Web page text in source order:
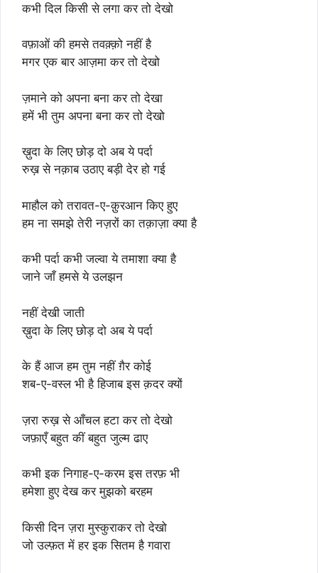
कभी दिल किसी से लगा कर तो देखो
वफ़ाओं की हमसे तवक़्क़ो नहीं है
मगर एक बार आज़मा कर तो देखो
ज़माने को अपना बना कर तो देखा
हमें भी तुम अपना बना कर तो देखो
ख़ुदा के लिए छोड़ दो अब ये पर्दा
रुख़ से नक़ाब उठाए बड़ी देर हो गई
माहौल को तरावत-ए-क़ुरआन किए हुए
हम ना समझे तेरी नज़रों का तक़ाज़ा क्या है
कभी पर्दा कभी जल्वा ये तमाशा क्या है
जाने जाँ हमसे ये उलझन
नहीं देखी जाती
ख़ुदा के लिए छोड़ दो अब ये पर्दा
के हैं आज हम तुम नहीं ग़ैर कोई
शब-ए-वस्ल भी है हिजाब इस क़दर क्यों
ज़रा रुख़ से आँचल हटा कर तो देखो
जफ़ाएँ बहुत कीं बहुत जुल्म ढाए
कभी इक निगाह-ए-करम इस तरफ़ भी
हमेशा हुए देख कर मुझको बरहम
किसी दिन ज़रा मुस्कुराकर तो देखो
जो उल्फ़त में हर इक सितम है गवारा